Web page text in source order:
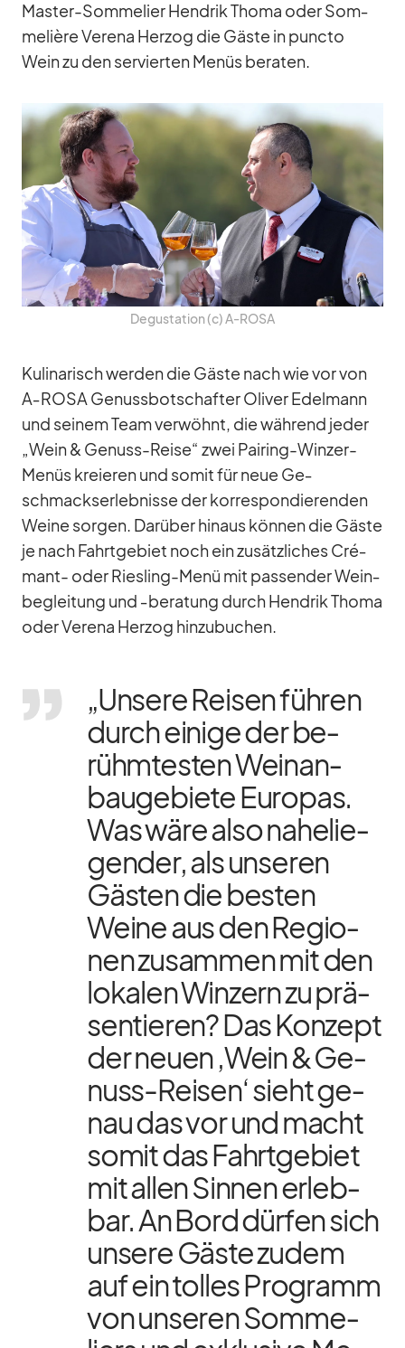
Mas­ter-Som­me­lier Hen­drik Thoma oder Som­
me­lière Ve­rena Her­zog die Gäste in puncto
Wein zu den ser­vier­ten Me­nüs be­ra­ten.
De­gus­ta­tion (c) A‑ROSA
Ku­li­na­risch wer­den die Gäste nach wie vor von
A‑ROSA Ge­nuss­bot­schaf­ter Oli­ver Edel­mann
und sei­nem Team ver­wöhnt, die wäh­rend je­der
„Wein & Ge­nuss-Reise“ zwei Pai­ring-Win­zer-
Me­nüs kre­ieren und so­mit für neue Ge­
schmacks­er­leb­nisse der kor­re­spon­die­ren­den
Weine sor­gen. Dar­über hin­aus kön­nen die Gäste
je nach Fahrt­ge­biet noch ein zu­sätz­li­ches Cré­
mant- oder Ries­ling-Menü mit pas­sen­der Wein­
be­glei­tung und ‑be­ra­tung durch Hen­drik Thoma
oder Ve­rena Her­zog hin­zu­bu­chen.
„Un­sere Rei­sen füh­ren
durch ei­nige der be­
rühm­tes­ten Wein­an­
bau­ge­biete Eu­ro­pas.
Was wäre also na­he­lie­
gen­der, als un­se­ren
Gäs­ten die bes­ten
Weine aus den Re­gio­
nen zu­sam­men mit den
lo­ka­len Win­zern zu prä­
sen­tie­ren? Das Kon­zept
der neuen ‚Wein & Ge­
nuss-Rei­sen‘ sieht ge­
nau das vor und macht
so­mit das Fahrt­ge­biet
mit al­len Sin­nen er­leb­
bar. An Bord dür­fen sich
un­sere Gäste zu­dem
auf ein tol­les Pro­gramm
von un­se­ren Som­me­